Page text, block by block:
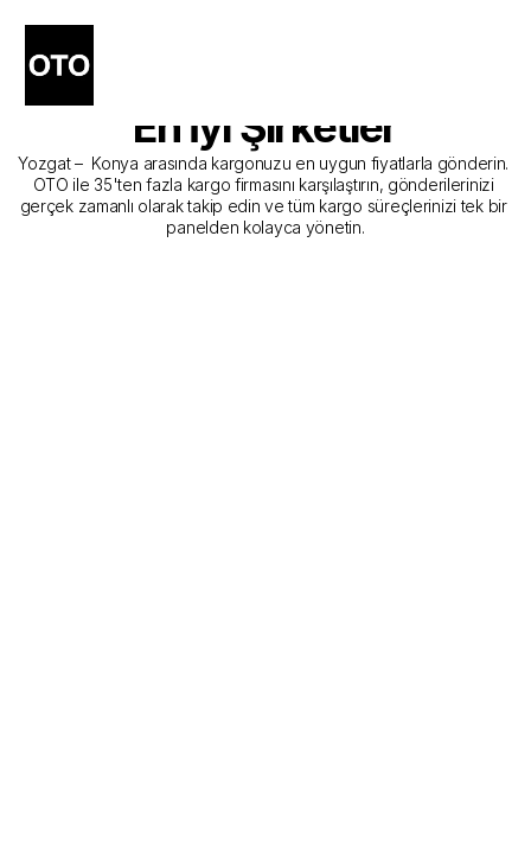
Yozgat - Konya Kargo
Gönderim Hizmeti Sunan
En İyi Şirketler
Yozgat –  Konya arasında kargonuzu en uygun fiyatlarla gönderin.
OTO ile 35'ten fazla kargo firmasını karşılaştırın, gönderilerinizi
gerçek zamanlı olarak takip edin ve tüm kargo süreçlerinizi tek bir
panelden kolayca yönetin.